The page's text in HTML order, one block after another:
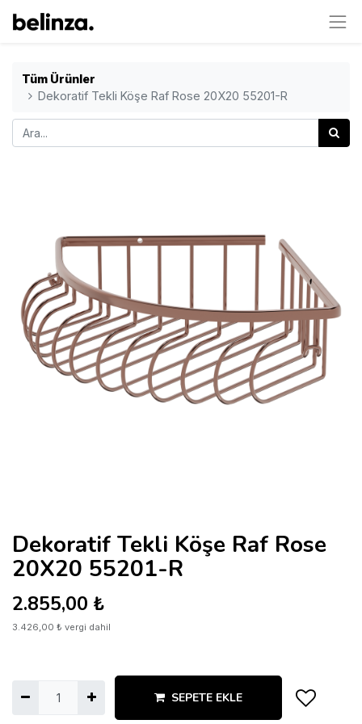
Tüm Ürünler
Dekoratif Tekli Köşe Raf Rose 20X20 55201-R
Dekoratif Tekli Köşe Raf Rose
20X20 55201-R
2.855,00 ₺
3.426,00 ₺ vergi dahil
SEPETE EKLE